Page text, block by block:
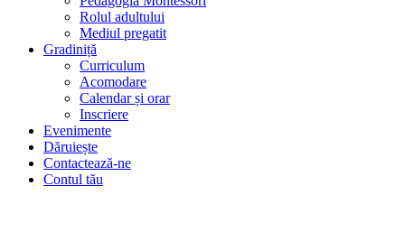
Rolul adultului
Mediul pregatit
Gradiniță
Curriculum
Acomodare
Calendar și orar
Inscriere
Evenimente
Dăruiește
Contactează-ne
Contul tău